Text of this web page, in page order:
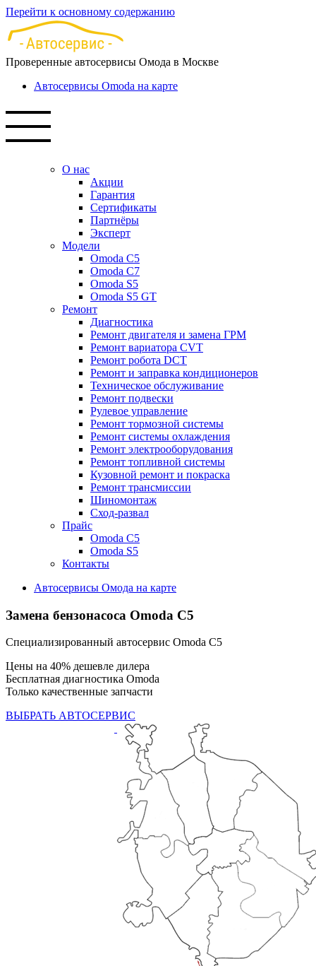
Перейти к основному содержанию
Проверенные автосервисы Омода в Москве
Автосервисы Omoda на карте
О нас
Акции
Гарантия
Сертификаты
Партнёры
Эксперт
Модели
Omoda C5
Omoda C7
Omoda S5
Omoda S5 GT
Ремонт
Диагностика
Ремонт двигателя и замена ГРМ
Ремонт вариатора CVT
Ремонт робота DCT
Ремонт и заправка кондиционеров
Техническое обслуживание
Ремонт подвески
Рулевое управление
Ремонт тормозной системы
Ремонт системы охлаждения
Ремонт электрооборудования
Ремонт топливной системы
Кузовной ремонт и покраска
Ремонт трансмиссии
Шиномонтаж
Сход-развал
Прайс
Omoda C5
Omoda S5
Контакты
Автосервисы Омода на карте
Замена бензонасоса Omoda C5
Специализированный автосервис Omoda C5
Цены на 40% дешевле дилера
Бесплатная диагностика Omoda
Только качественные запчасти
ВЫБРАТЬ АВТОСЕРВИС